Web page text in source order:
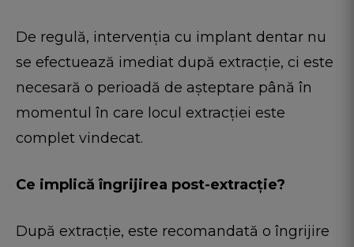
De regulă, intervenția cu implant dentar nu
se efectuează imediat după extracție, ci este
necesară o perioadă de așteptare până în
momentul în care locul extracției este
complet vindecat.
Ce implică îngrijirea post-extracție?
După extracție, este recomandată o îngrijire